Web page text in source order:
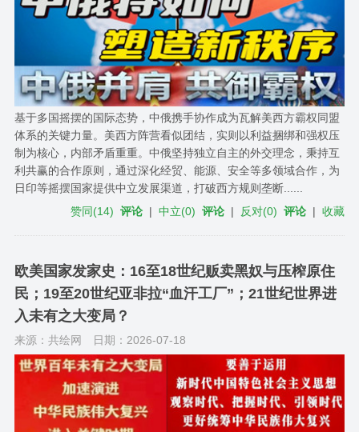
基于多国摇摆的国际态势，中俄携手协作成为瓦解美西方霸权同盟
体系的关键力量。美西方阵营看似团结，实则以利益捆绑和强权压
制为核心，内部矛盾重重。中俄坚持独立自主的外交理念，秉持互
利共赢的合作原则，通过深化经贸、能源、安全等多领域合作，为
日印等摇摆国家提供中立发展渠道，打破西方规则垄断......
赞同(14) 评论 |中立(0) 评论 | 反对(0) 评论 |收藏
欧美国家发家史：16至18世纪贩卖黑奴与压榨原住
民；19至20世纪亚非拉“血汗工厂”；21世纪世界进
入未有之大变局？
来源：共绘网 日期：2026-07-18